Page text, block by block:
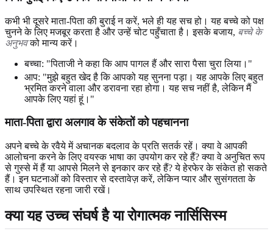
कभी भी दूसरे माता-पिता की बुराई न करें, भले ही यह सच हो। यह बच्चे को पक्ष
चुनने के लिए मजबूर करता है और उन्हें चोट पहुँचाता है। इसके बजाय, बच्चे के
अनुभवको मान्य करें।
बच्चा: "पिताजी ने कहा कि आप पागल हैं और सारा पैसा चुरा लिया।"
आप: "मुझे बहुत खेद है कि आपको यह सुनना पड़ा। यह आपके लिए बहुत
भ्रमित करने वाला और डरावना रहा होगा। यह सच नहीं है, लेकिन मैं
आपके लिए यहां हूं।"
माता-पिता द्वारा अलगाव के संकेतों को पहचानना
अपने बच्चे के रवैये में अचानक बदलाव के प्रति सतर्क रहें। क्या वे आपकी
आलोचना करने के लिए वयस्क भाषा का उपयोग कर रहे हैं? क्या वे अनुचित रूप
से गुस्से में हैं या आपसे मिलने से इनकार कर रहे हैं? ये हेरफेर के संकेत हो सकते
हैं। इन घटनाओं को विस्तार से दस्तावेज़ करें, लेकिन प्यार और सुसंगतता के
साथ उपस्थित रहना जारी रखें।
क्या यह उच्च संघर्ष है या रोगात्मक नार्सिसिस्म